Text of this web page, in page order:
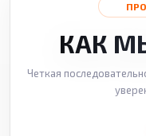
КАК
Четкая